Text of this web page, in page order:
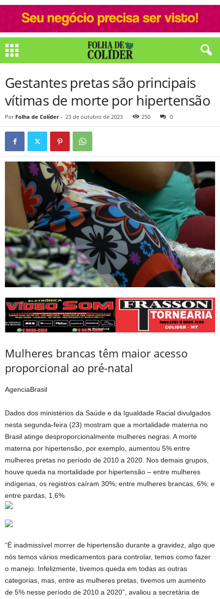
Gestantes pretas são principais
vítimas de morte por hipertensão
Por Folha de Colíder - 23 de outubro de 2023 250 0
Mulheres brancas têm maior acesso
proporcional ao pré-natal
AgenciaBrasil
Dados dos ministérios da Saúde e da Igualdade Racial divulgados
nesta segunda-feira (23) mostram que a mortalidade materna no
Brasil atinge desproporcionalmente mulheres negras. A morte
materna por hipertensão, por exemplo, aumentou 5% entre
mulheres pretas no período de 2010 a 2020. Nos demais grupos,
houve queda na mortalidade por hipertensão – entre mulheres
indígenas, os registros caíram 30%; entre mulheres brancas, 6%; e
entre pardas, 1,6%.
“É inadmissível morrer de hipertensão durante a gravidez, algo que
nós temos vários medicamentos para controlar, temos como fazer
o manejo. Infelizmente, tivemos queda em todas as outras
categorias, mas, entre as mulheres pretas, tivemos um aumento
de 5% nesse período de 2010 a 2020”, avaliou a secretária de